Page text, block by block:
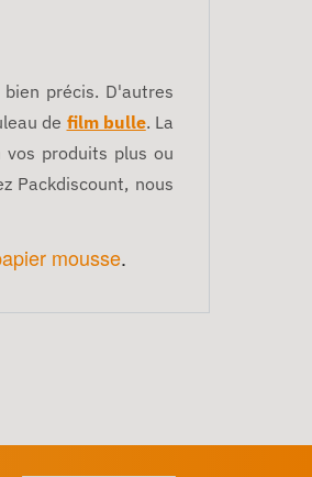
précis. D'autres
de film bulle. La
produits plus ou
Packdiscount, nous
mousse.